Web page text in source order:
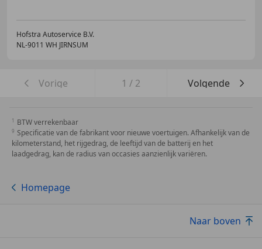
Hofstra Autoservice B.V.
NL-9011 WH JIRNSUM
Vorige 1 / 2 Volgende
BTW verrekenbaar
Specificatie van de fabrikant voor nieuwe voertuigen. Afhankelijk van de
kilometerstand, het rijgedrag, de leeftijd van de batterij en het
laadgedrag, kan de radius van occasies aanzienlijk variëren.
Homepage
Naar boven